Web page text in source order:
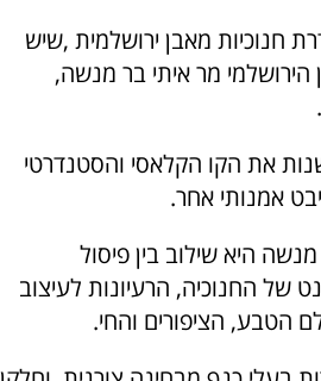
חנוכיות מאבן ירושלמית ,שיש
הירושלמי מר איתי בר מנשה,
את הקו הקלאסי והסטנדרטי
אמנותי אחר.
היא שילוב בין פיסול
של החנוכיה, הרעיונות לעיצוב
הטבע, הציפורים והחי.